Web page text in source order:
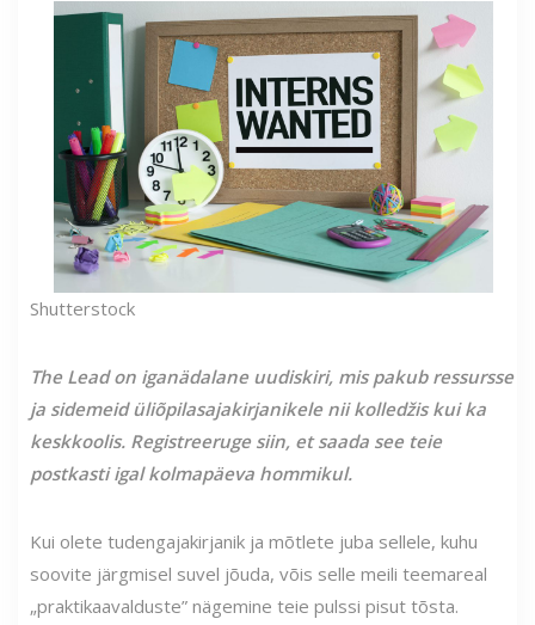
Shutterstock
The Lead on iganädalane uudiskiri, mis pakub ressursse
ja sidemeid üliõpilasajakirjanikele nii kolledžis kui ka
keskkoolis. Registreeruge siin, et saada see teie
postkasti igal kolmapäeva hommikul.
Kui olete tudengajakirjanik ja mõtlete juba sellele, kuhu
soovite järgmisel suvel jõuda, võis selle meili teemareal
„praktikaavalduste” nägemine teie pulssi pisut tõsta.